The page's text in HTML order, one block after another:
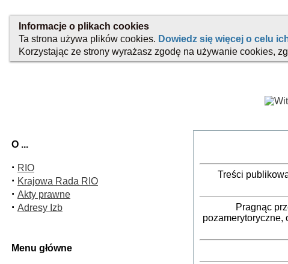
O ...
· RIO
· Krajowa Rada RIO
· Akty prawne
· Adresy Izb
Menu główne
Treści
Pragnąc
pozamerytoryczne,